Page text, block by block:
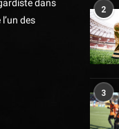
dans
des
2
3